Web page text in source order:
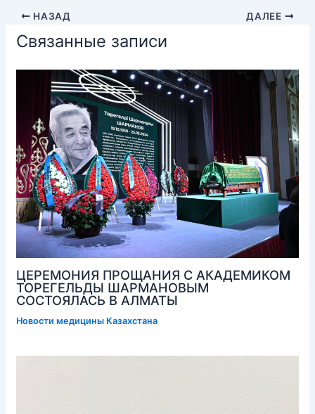
НАЗАД ДАЛЕЕ
Связанные записи
ЦЕРЕМОНИЯ ПРОЩАНИЯ С АКАДЕМИКОМ
ТОРЕГЕЛЬДЫ ШАРМАНОВЫМ
СОСТОЯЛАСЬ В АЛМАТЫ
Новости медицины Казахстана